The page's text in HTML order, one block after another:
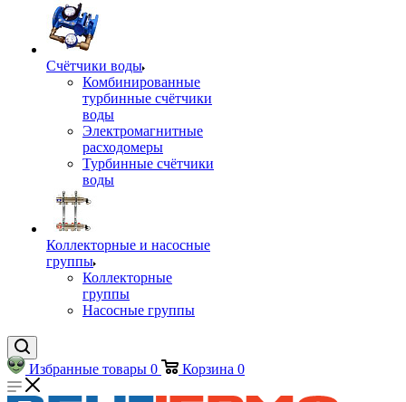
Счётчики воды
Комбинированные
турбинные счётчики
воды
Электромагнитные
расходомеры
Турбинные счётчики
воды
Коллекторные и насосные
группы
Коллекторные
группы
Насосные группы
Избранные товары 0 Корзина 0